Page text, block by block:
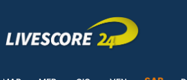
content